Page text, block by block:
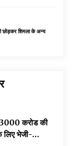
छोड़कर शिमला के अन्य
करोड की
लिए भेजी-